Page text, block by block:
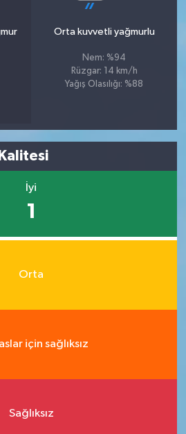
Orta kuvvetli yağmurlu
Nem: %94
Rüzgar: 14 km/h
Yağış Olasılığı: %88
İyi
1
Orta
için sağlıksız
Sağlıksız